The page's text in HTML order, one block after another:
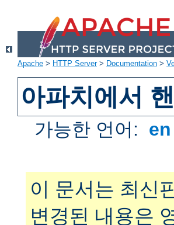
Apache > HTTP Server> Documentation >
아파치에서
가능한 언어: en
이 문서는 최신
변경된 내용은